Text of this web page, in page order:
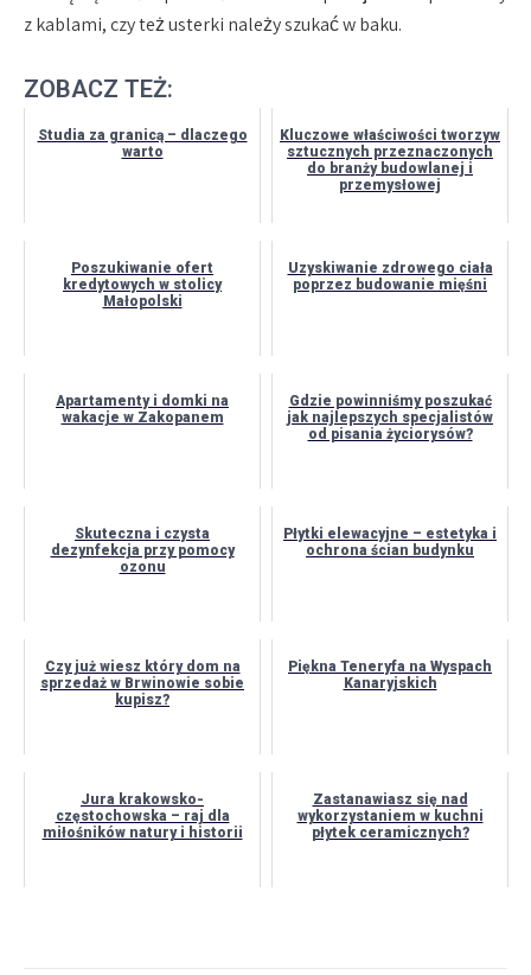
z kablami, czy też usterki należy szukać w baku.
ZOBACZ TEŻ:
Studia za granicą – dlaczego
warto
Kluczowe właściwości tworzyw
sztucznych przeznaczonych
do branży budowlanej i
przemysłowej
Poszukiwanie ofert
kredytowych w stolicy
Małopolski
Uzyskiwanie zdrowego ciała
poprzez budowanie mięśni
Apartamenty i domki na
wakacje w Zakopanem
Gdzie powinniśmy poszukać
jak najlepszych specjalistów
od pisania życiorysów?
Skuteczna i czysta
dezynfekcja przy pomocy
ozonu
Płytki elewacyjne – estetyka i
ochrona ścian budynku
Czy już wiesz który dom na
sprzedaż w Brwinowie sobie
kupisz?
Piękna Teneryfa na Wyspach
Kanaryjskich
Jura krakowsko-
częstochowska – raj dla
miłośników natury i historii
Zastanawiasz się nad
wykorzystaniem w kuchni
płytek ceramicznych?